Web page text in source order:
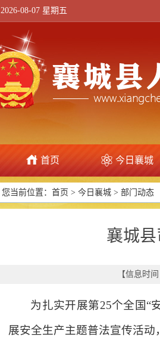
2026-08-07 星期五
首页 今日襄城
您当前位置： 首页 > 今日襄城 > 部门动态
襄城
【信息时
为扎实开展第25个全国“
展安全生产主题普法宣传活动